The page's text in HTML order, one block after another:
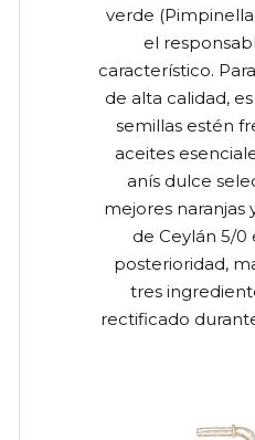
verde
el
característico.
de alta calidad,
semillas estén
aceites
anís dulce
mejores naranjas
de Ceylán 5/0
posterioridad,
tres
rectificado